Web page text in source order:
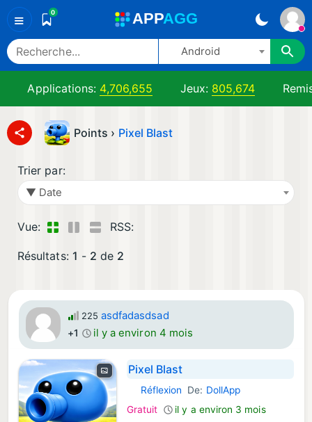
≡ 0 APPAGG
Android
Applications: 4,706,655 Jeux: 805,674
Points › Pixel Blast
Trier par:
▼ Date
Vue: RSS:
Résultats: 1 - 2 de 2
225 asdfadasdsad
+1 il y a environ 4 mois
Pixel Blast
Android Jeux:
Réflexion De: DollApp
Gratuit
il y a environ 3 mois